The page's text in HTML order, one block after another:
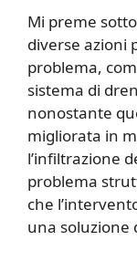
Mi preme
diverse azioni
problema,
sistema di
nonostante
migliorata in
l’infiltrazione
problema
che
una soluzione